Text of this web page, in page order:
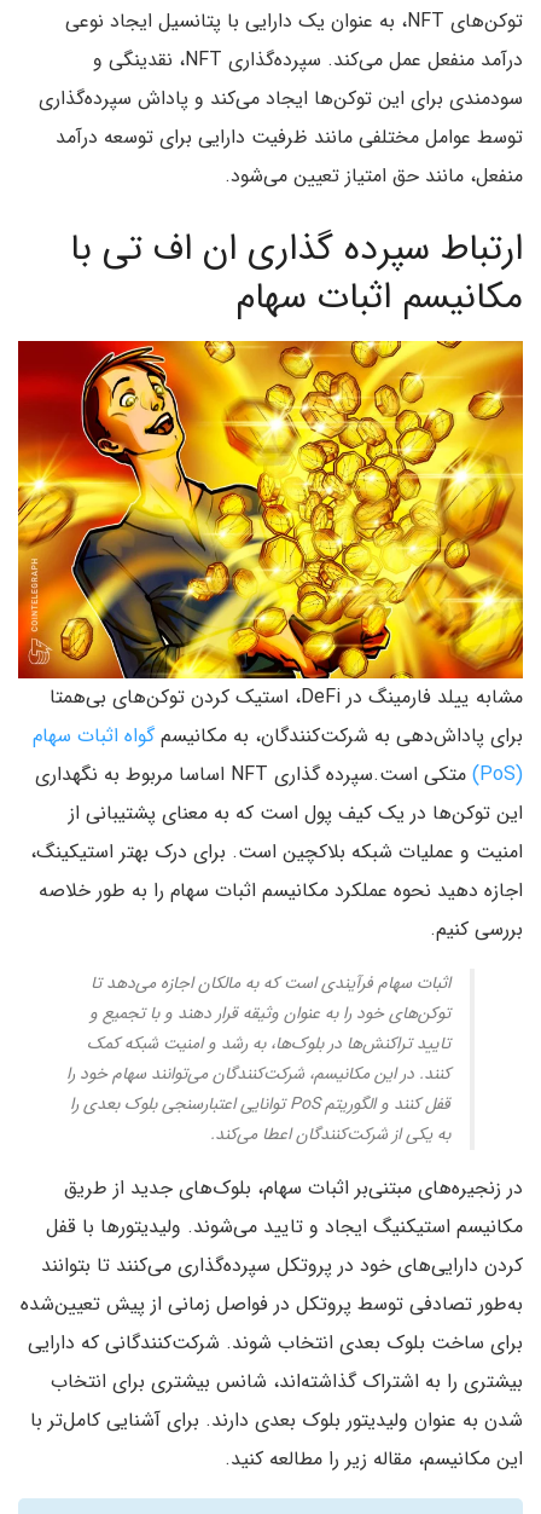
توکن‌های NFT، به عنوان یک دارایی با پتانسیل ایجاد نوعی
درآمد منفعل عمل می‌کند. سپرده‌گذاری NFT، نقدینگی و
سودمندی برای این توکن‌ها ایجاد می‌کند و پاداش سپرده‌گذاری
توسط عوامل مختلفی مانند ظرفیت دارایی برای توسعه درآمد
منفعل، مانند حق امتیاز تعیین می‌شود.
ارتباط سپرده گذاری ان اف تی با
مکانیسم اثبات سهام
مشابه ییلد فارمینگ در DeFi، استیک کردن توکن‌های بی‌همتا
برای پاداش‌دهی به شرکت‌کنندگان، به مکانیسمگواه اثبات سهام
(PoS)
متکی است.سپرده گذاری NFT اساسا مربوط به نگهداری
این توکن‌ها در یک کیف پول است که به معنای پشتیبانی از
امنیت و عملیات شبکه بلاکچین است. برای درک بهتر استیکینگ،
اجازه دهید نحوه عملکرد مکانیسم اثبات سهام را به طور خلاصه
بررسی کنیم.
اثبات سهام فرآیندی است که به مالکان اجازه می‌دهد تا
توکن‌های خود را به عنوان وثیقه قرار دهند و با تجمیع و
تایید تراکنش‌ها در بلوک‌ها، به رشد و امنیت شبکه کمک
کنند. در این مکانیسم، شرکت‌کنندگان می‌توانند سهام خود را
قفل کنند و الگوریتم PoS توانایی اعتبارسنجی بلوک بعدی را
به یکی از شرکت‌کنندگان اعطا می‌کند.
در زنجیره‌های مبتنی‌بر اثبات سهام، بلوک‌های جدید از طریق
مکانیسم استیکنیگ ایجاد و تایید می‌شوند. ولیدیتورها با قفل
کردن دارایی‌های خود در پروتکل سپرده‌گذاری می‌کنند تا بتوانند
به‌طور تصادفی توسط پروتکل در فواصل زمانی از پیش تعیین‌شده
برای ساخت بلوک بعدی انتخاب شوند. شرکت‌کنندگانی که دارایی
بیشتری را به اشتراک گذاشته‌اند، شانس بیشتری برای انتخاب
شدن به عنوان ولیدیتور بلوک بعدی دارند. برای آشنایی کامل‌تر با
این مکانیسم، مقاله زیر را مطالعه کنید.